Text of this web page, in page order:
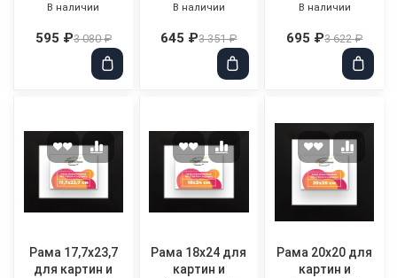
В наличии
595 ₽3 080 ₽
В наличии
645 ₽3 351 ₽
В наличии
695 ₽3 622 ₽
Рама 17,7x23,7
для картин и
Рама 18x24 для
картин и
Рама 20x20 для
картин и